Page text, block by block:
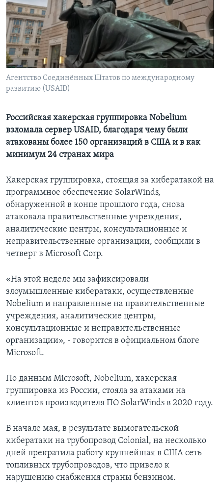
Learning English
СОЦИАЛЬНЫЕ СЕТИ
Языки
Агентство Соединённых Штатов по международному
развитию (USAID)
Российская хакерская группировка Nobelium
взломала сервер USAID, благодаря чему были
атакованы более 150 организаций в США и в как
минимум 24 странах мира
Хакерская группировка, стоящая за кибератакой на
программное обеспечение SolarWinds,
обнаруженной в конце прошлого года, снова
атаковала правительственные учреждения,
аналитические центры, консультационные и
неправительственные организации, сообщили в
четверг в Microsoft Corp.
«На этой неделе мы зафиксировали
злоумышленные кибератаки, осуществленные
Nobelium и направленные на правительственные
учреждения, аналитические центры,
консультационные и неправительственные
организации», - говорится в официальном блоге
Microsoft.
По данным Microsoft, Nobelium, хакерская
группировка из России, стояла за атаками на
клиентов производителя ПО SolarWinds в 2020 году.
В начале мая, в результате вымогательской
кибератаки на трубопровод Colonial, на несколько
дней прекратила работу крупнейшая в США сеть
топливных трубопроводов, что привело к
нарушению снабжения страны бензином.